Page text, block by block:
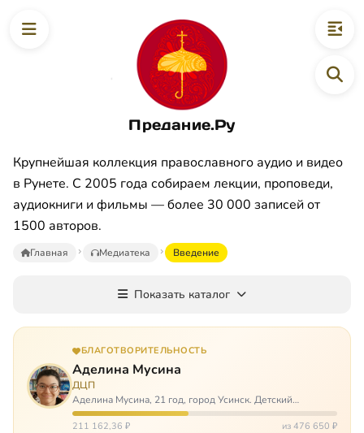
Предание.Ру
Крупнейшая коллекция православного аудио и видео
в Рунете. С 2005 года собираем лекции, проповеди,
аудиокниги и фильмы — более 30 000 записей от
1500 авторов.
Главная Медиатека Введение
Показать каталог
БЛАГОТВОРИТЕЛЬНОСТЬ
Аделина Мусина
ДЦП
Аделина Мусина, 21 год, город Усинск. Детский
церебральный паралич, передвигается на ходунках или
коляске. Аделине требуется помощь, чтобы ноги
211 162,36 ₽ из 476 650 ₽